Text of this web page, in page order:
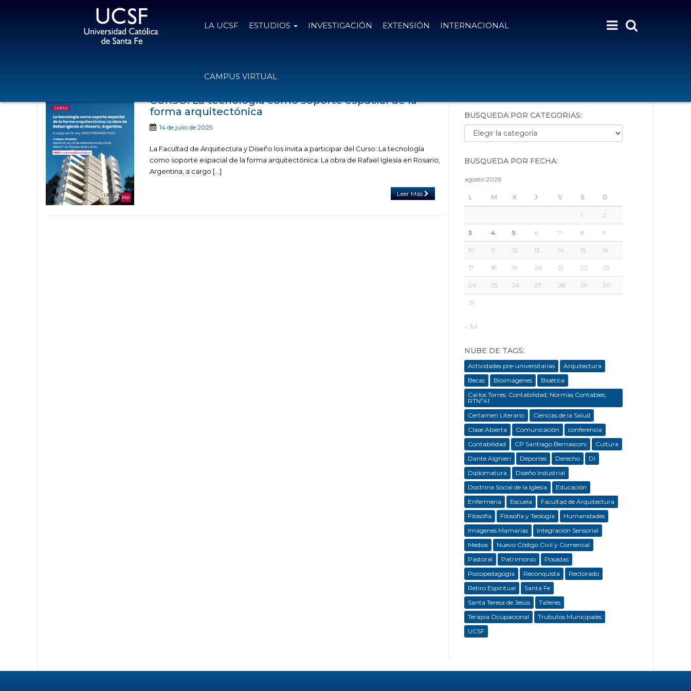
LA UCSF ESTUDIOS INVESTIGACIÓN EXTENSIÓN INTERNACIONAL
CAMPUS VIRTUAL
CURSO: La tecnología como soporte espacial de la
forma arquitectónica
14 de julio de 2025
La Facultad de Arquitectura y Diseño los invita a participar del Curso: La tecnología
como soporte espacial de la forma arquitectónica: La obra de Rafael Iglesia en Rosario,
Argentina, a cargo […]
Leer Más
BÚSQUEDA POR CATEGORÍAS:
Búsqueda por categorías:
BÚSQUEDA POR FECHA:
agosto 2026
L M X J V S D
1 2
3 4 5 6 7 8 9
10 11 12 13 14 15 16
17 18 19 20 21 22 23
24 25 26 27 28 29 30
31
« Jul
NUBE DE TAGS:
Actividades pre-universitarias
Arquitectura
Becas
Bioimágenes
Bioética
Carlos Torres; Contabilidad; Normas Contables;
RTNº41
Certamen Literario
Ciencias de la Salud
Clase Abierta
Comunicación
conferencia
Contabilidad
CP Santiago Bernasconi
Cultura
Dante Alghieri
Deportes Derecho
DI
Diplomatura
Diseño Industrial
Doctrina Social de la Iglesia
Educación
Enfermeria
Escuela
Facultad de Arquitectura
Filosofía
Filosofía y Teología
Humanidades
Imágenes Mamarias
Integración Sensorial
Medios
Nuevo Código Civil y Comercial
Pastoral
Patrimonio
Posadas
Psicopedagogía
Reconquista
Rectorado
Retiro Espiritual
Santa Fe
Santa Teresa de Jesús
Talleres
Terapia Ocupacional
Trubutos Municipales
UCSF